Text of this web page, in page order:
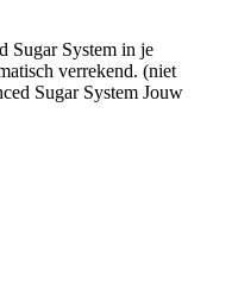
Sugar System in je
verrekend. (niet
Sugar System Jouw